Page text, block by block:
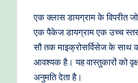
h
o
एक क्लास डायग्राम के विपरीत
एक पैकेज डायग्राम एक उच्च स्तर
सौ तक माइक्रोसर्विसेज के साथ
आवश्यक है। यह वास्तुकारों को
अनुमति देता है।